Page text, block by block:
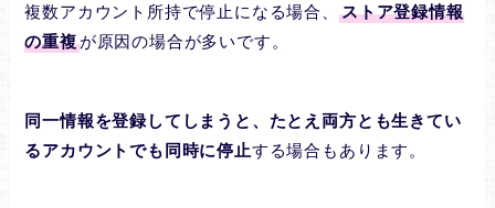
複数アカウント所持で停止になる場合、
ストア登録情報
の重複が原因の場合が多いです。
同一情報を登録してしまうと、たとえ両方とも生きてい
るアカウントでも同時に停止する場合もあります。